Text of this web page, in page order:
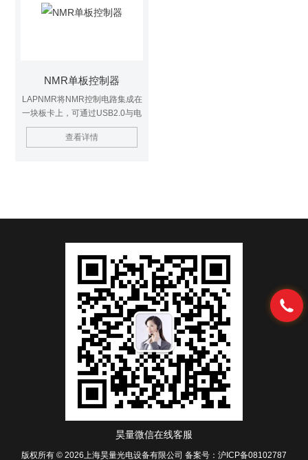
NMR单板控制器
LAPNMR将NMR控制电路集成在
一块板卡上，可通过USB2.0与电
脑连接，操作频率覆盖2kHz到
125MHz，接收器带宽
查看详情
昊量微信在线客服
版权所有 © 2026上海昊量光电设备有限公司 备案号：沪ICP备08102787